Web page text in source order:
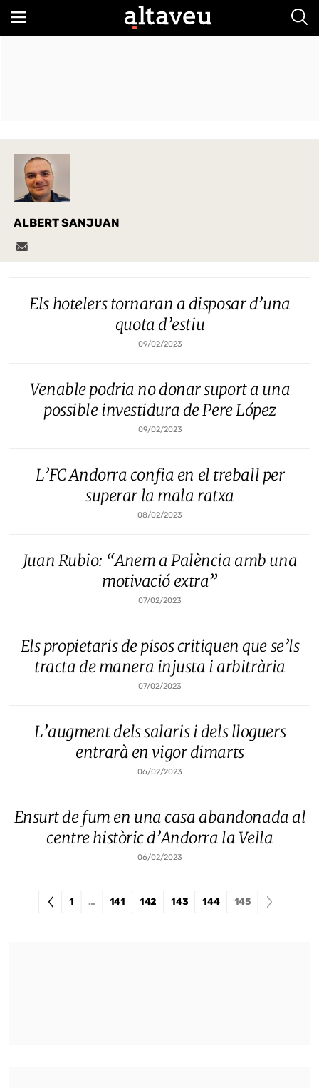
ALBERT SANJUAN
Els hotelers tornaran a disposar d’una
quota d’estiu
09/02/2023
Venable podria no donar suport a una
possible investidura de Pere López
09/02/2023
L’FC Andorra confia en el treball per
superar la mala ratxa
08/02/2023
Juan Rubio: “Anem a Palència amb una
motivació extra”
07/02/2023
Els propietaris de pisos critiquen que se’ls
tracta de manera injusta i arbitrària
07/02/2023
L’augment dels salaris i dels lloguers
entrarà en vigor dimarts
06/02/2023
Ensurt de fum en una casa abandonada al
centre històric d’Andorra la Vella
06/02/2023
1 … 141 142 143 144 145